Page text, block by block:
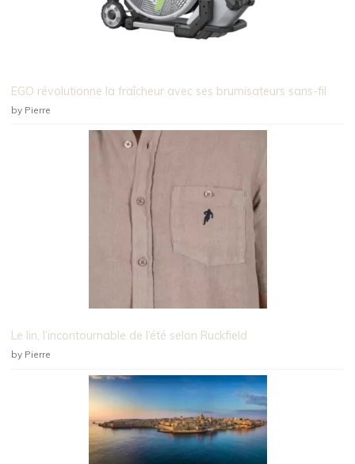
EGO révolutionne la fraîcheur avec ses brumisateurs sans-fil
by Pierre
Le lin, l’incontournable de l’été selon Ruckfield
by Pierre